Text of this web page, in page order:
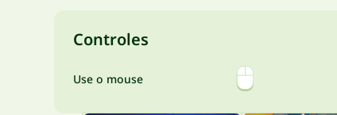
Controles
Use o mouse